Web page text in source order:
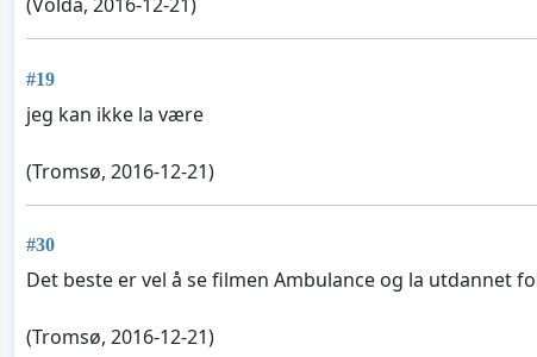
#19
jeg kan ikke la være
(Tromsø, 2016-12-21)
#30
Det beste er vel å se filmen Ambulance og la utdannet
(Tromsø, 2016-12-21)